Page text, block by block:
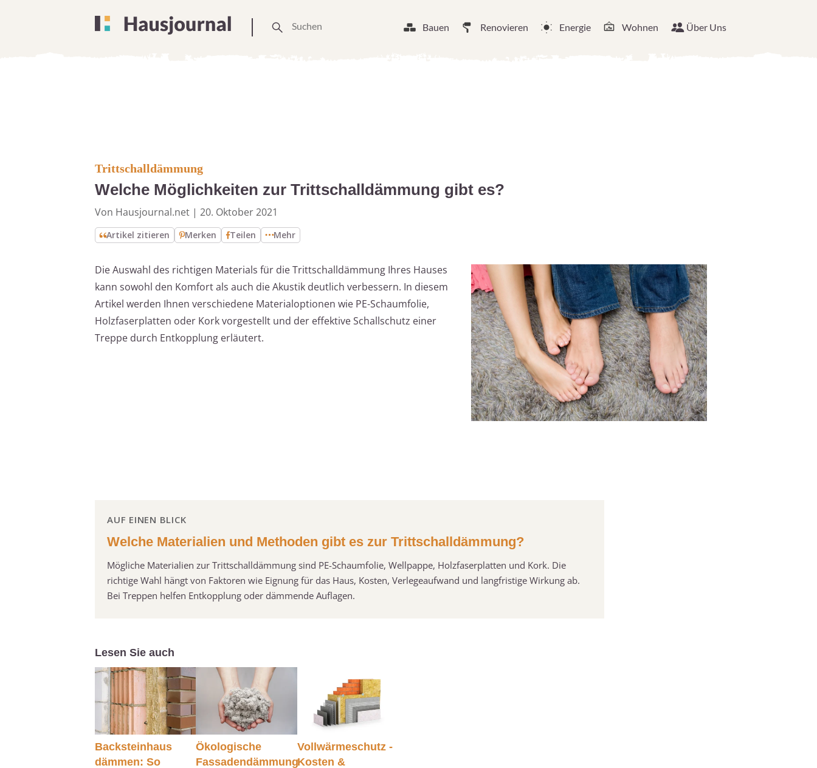
Bauen Renovieren Energie Wohnen Über Uns
Trittschalldämmung
Welche Möglichkeiten zur Trittschalldämmung gibt es?
Von Hausjournal.net | 20. Oktober 2021
Artikel zitieren Merken Teilen Mehr
Die Auswahl des richtigen Materials für die Trittschalldämmung Ihres Hauses
kann sowohl den Komfort als auch die Akustik deutlich verbessern. In diesem
Artikel werden Ihnen verschiedene Materialoptionen wie PE-Schaumfolie,
Holzfaserplatten oder Kork vorgestellt und der effektive Schallschutz einer
Treppe durch Entkopplung erläutert.
AUF EINEN BLICK
Welche Materialien und Methoden gibt es zur Trittschalldämmung?
Mögliche Materialien zur Trittschalldämmung sind PE-Schaumfolie, Wellpappe, Holzfaserplatten und Kork. Die
richtige Wahl hängt von Faktoren wie Eignung für das Haus, Kosten, Verlegeaufwand und langfristige Wirkung ab.
Bei Treppen helfen Entkopplung oder dämmende Auflagen.
Lesen Sie auch
Backsteinhaus
dämmen: So
Ökologische
Fassadendämmung
Vollwärmeschutz -
Kosten &